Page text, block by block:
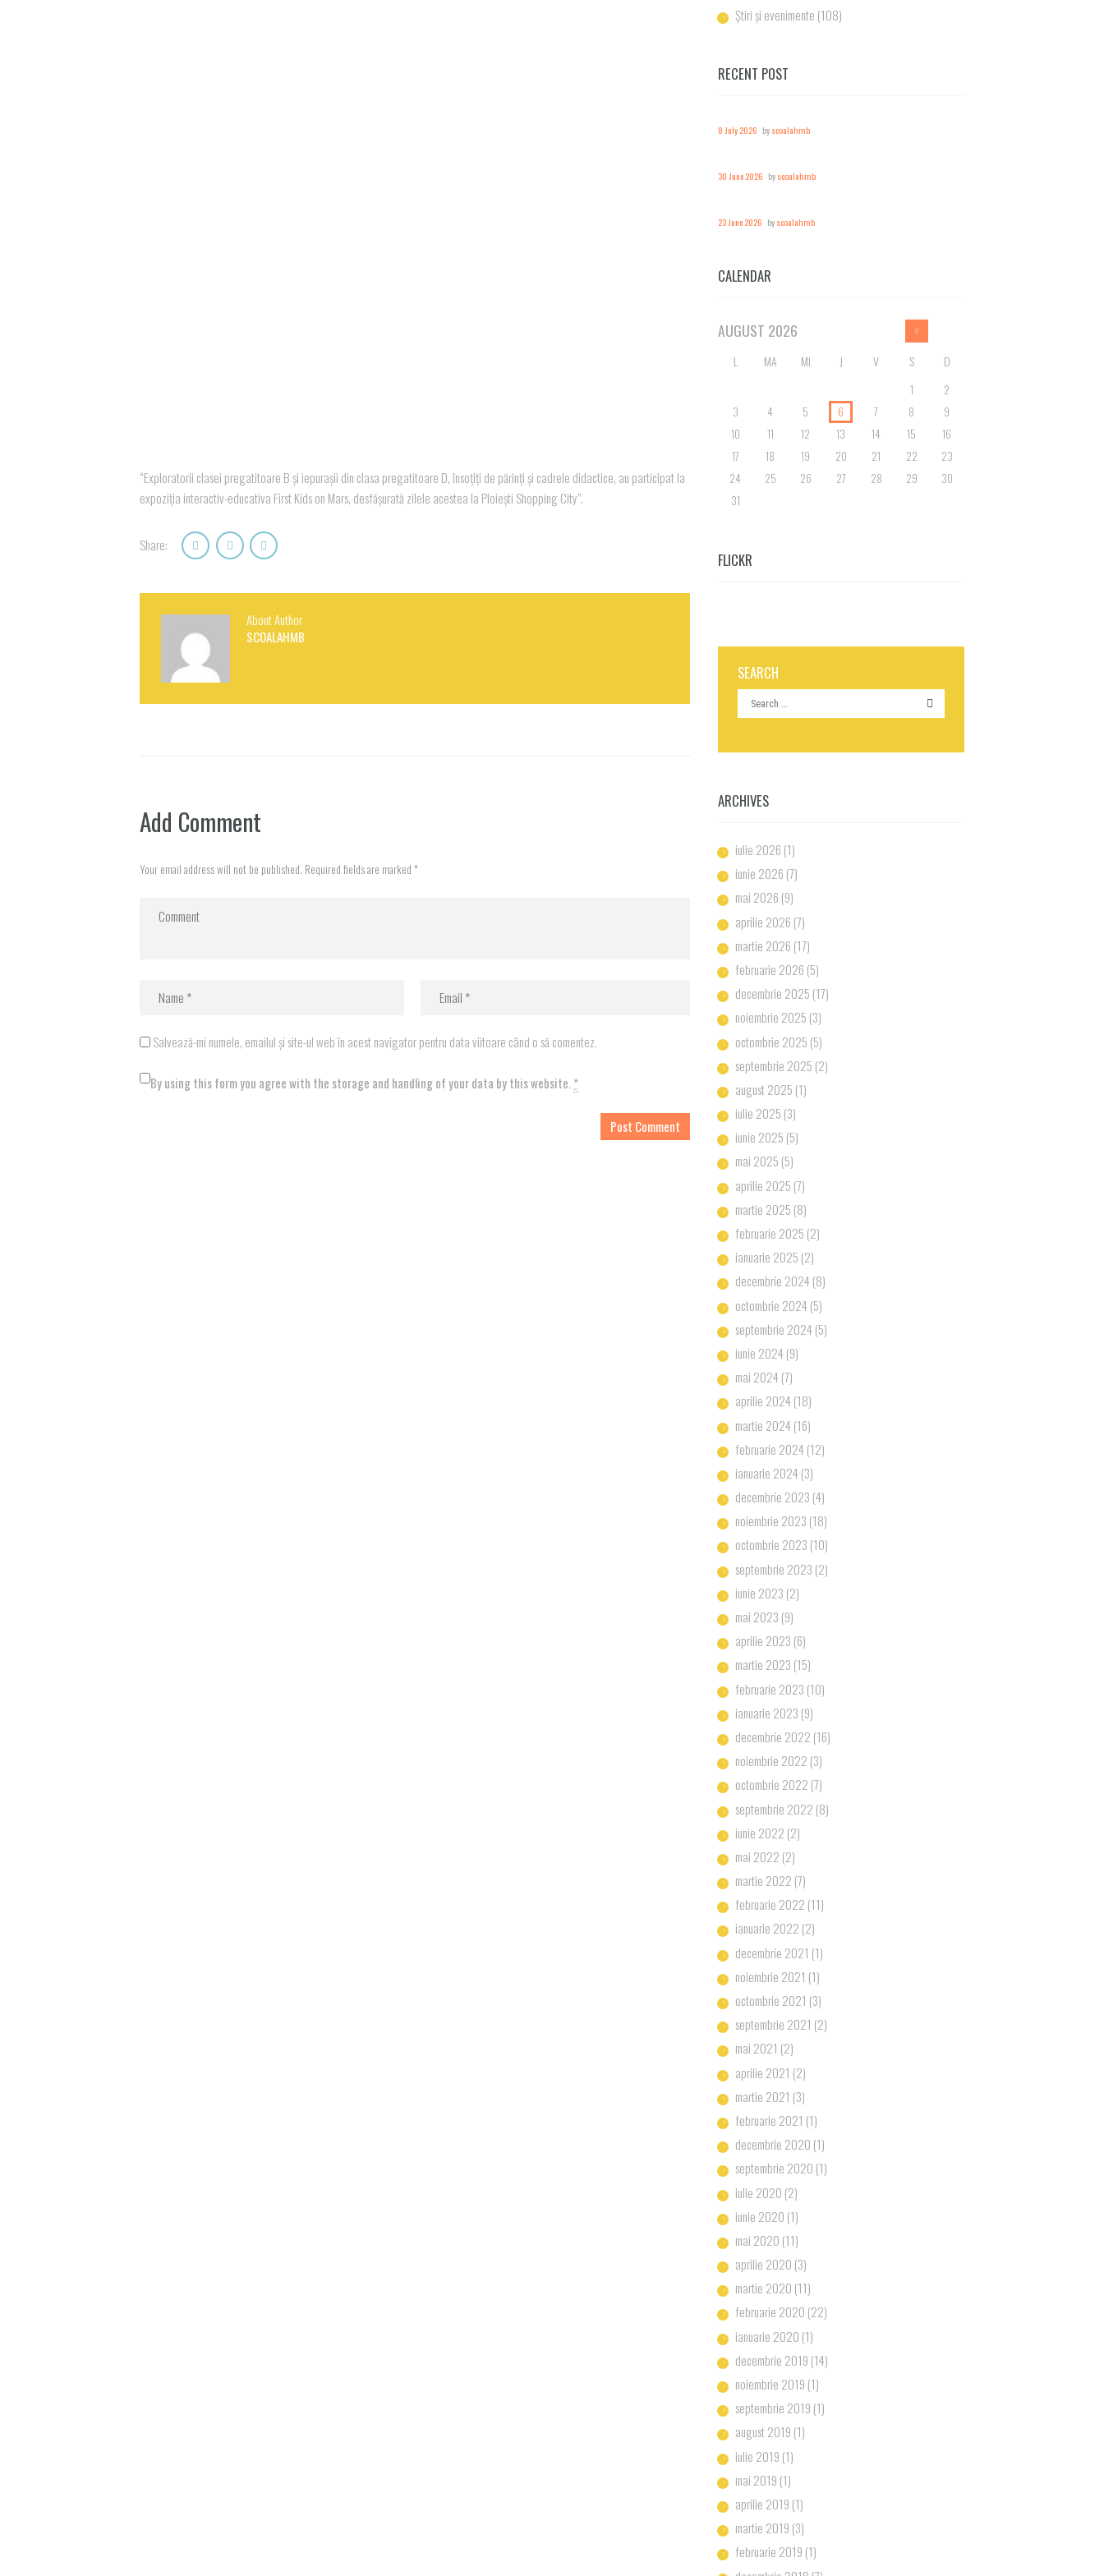
“Exploratorii clasei pregatitoare B și iepurașii din clasa pregatitoare D, însoțiți de părinți și cadrele didactice, au participat la
expoziția interactiv-educativa First Kids on Mars, desfășurată zilele acestea la Ploiești Shopping City”.
Share:
About Author
SCOALAHMB
Add Comment
Your email address will not be published. Required fields are marked *
Salvează-mi numele, emailul și site-ul web în acest navigator pentru data viitoare când o să comentez.
By using this form you agree with the storage and handling of your data by this website. *
Știri și evenimente (108)
RECENT POST
8 July 2026 byscoalahmb
30 June 2026 byscoalahmb
23 June 2026 byscoalahmb
CALENDAR
AUGUST 2026
L MA MI J V S D
1
2
3
4 5 6 7 8
9
10
11 12 13 14 15
16
17
18 19 20 21 22
23
24
25 26 27 28 29
30
31
FLICKR
SEARCH
ARCHIVES
iulie 2026 (1)
iunie 2026 (7)
mai 2026 (9)
aprilie 2026 (7)
martie 2026 (17)
februarie 2026 (5)
decembrie 2025 (17)
noiembrie 2025 (3)
octombrie 2025 (5)
septembrie 2025 (2)
august 2025 (1)
iulie 2025 (3)
iunie 2025 (5)
mai 2025 (5)
aprilie 2025 (7)
martie 2025 (8)
februarie 2025 (2)
ianuarie 2025 (2)
decembrie 2024(8)
octombrie 2024(5)
septembrie 2024(5)
iunie 2024(9)
mai 2024(7)
aprilie 2024(18)
martie 2024(16)
februarie 2024(12)
ianuarie 2024(3)
decembrie 2023 (4)
noiembrie 2023 (18)
octombrie 2023 (10)
septembrie 2023 (2)
iunie 2023 (2)
mai 2023 (9)
aprilie 2023 (6)
martie 2023 (15)
februarie 2023 (10)
ianuarie 2023 (9)
decembrie 2022 (16)
noiembrie 2022 (3)
octombrie 2022 (7)
septembrie 2022 (8)
iunie 2022 (2)
mai 2022 (2)
martie 2022 (7)
februarie 2022 (11)
ianuarie 2022 (2)
decembrie 2021 (1)
noiembrie 2021 (1)
octombrie 2021 (3)
septembrie 2021 (2)
mai 2021 (2)
aprilie 2021 (2)
martie 2021 (3)
februarie 2021 (1)
decembrie 2020 (1)
septembrie 2020 (1)
iulie 2020 (2)
iunie 2020 (1)
mai 2020 (11)
aprilie 2020 (3)
martie 2020 (11)
februarie 2020 (22)
ianuarie 2020 (1)
decembrie 2019 (14)
noiembrie 2019 (1)
septembrie 2019 (1)
august 2019 (1)
iulie 2019 (1)
mai 2019 (1)
aprilie 2019 (1)
martie 2019 (3)
februarie 2019 (1)